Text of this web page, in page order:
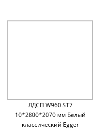
ЛДСП W960 ST7
10*2800*2070 мм Белый
классический Egger